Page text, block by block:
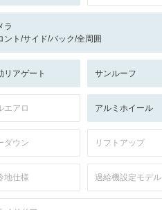
ラ
ント/サイド/バック/全周囲
リアゲート サンルーフ
エアロ アルミホイール
ダウン リフトアップ
地仕様 過給機設定モデル